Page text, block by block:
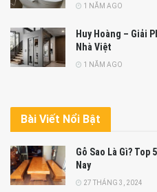
1 NĂM AGO
Huy Hoàng – Giải
Nhà Việt
1 NĂM AGO
Bài Viết Nổi Bật
Gỗ Sao Là Gì? Top
Nay
27 THÁNG 3, 2024